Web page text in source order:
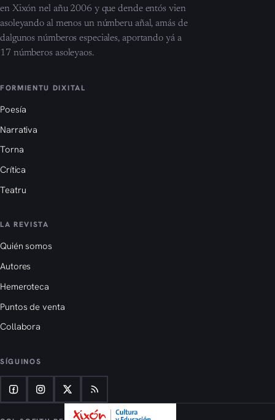
en Xixón nel añu 2006 y que dende entós vien
asoleyando al menos un númberu añal, amás de
dalgunos númberos especiales, aportando yá a
17 númberos asoleyaos.
FORMIENTU DIXITAL
Poesía
Narrativa
Torna
Crítica
Teatru
LA REVISTA
Quién somos
Autores
Hemeroteca
Puntos de venta
Collabora
SÍGUINOS